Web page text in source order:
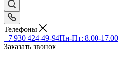
Телефоны
+7 930 424-49-94Пн-Пт: 8.00-17.00
Заказать звонок